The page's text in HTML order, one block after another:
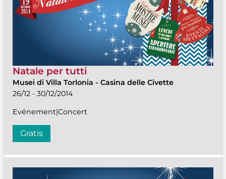
Natale per tutti
Musei di Villa Torlonia - Casina delle Civette
26/12 - 30/12/2014
Evénement|Concert
Gratis